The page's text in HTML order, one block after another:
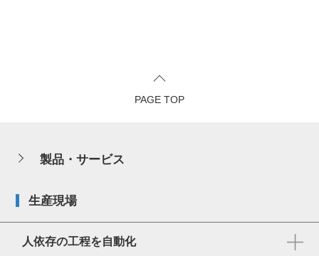
PAGE TOP
製品・サービス
生産現場
人依存の工程を自動化